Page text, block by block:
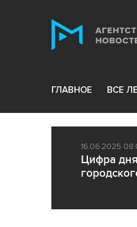
ГЛАВНОЕ ВСЕ
16.06.2025
Цифра